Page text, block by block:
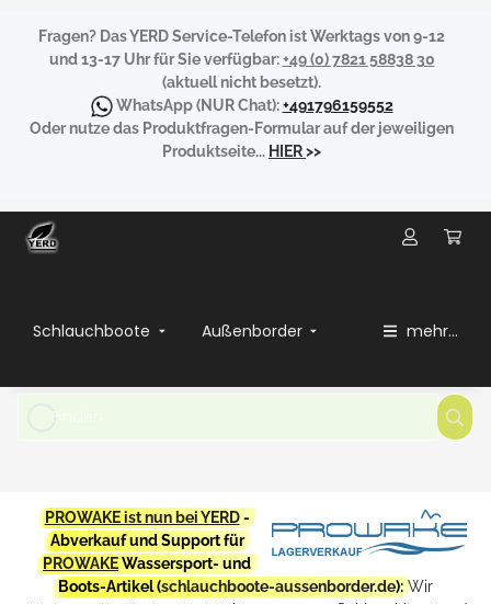
Fragen? Das YERD Service-Telefon ist Werktags von 9-12
und 13-17 Uhr für Sie verfügbar:+49 (0) 7821 58838 30
(aktuell nicht besetzt).
WhatsApp(NUR Chat):+491796159552
Oder nutze das Produktfragen-Formular auf der jeweiligen
Produktseite... HIER>>
Schlauchboote Außenborder mehr...
PROWAKE ist nun bei YERD-
Abverkauf und Support für
PROWAKEWassersport- und
Boots-Artikel (schlauchboote-aussenborder.de): Wir